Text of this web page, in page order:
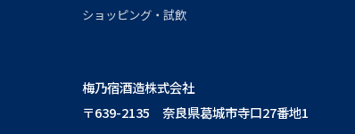
ショッピング・試飲
梅乃宿酒造株式会社
〒639-2135 奈良県葛城市寺口27番地1